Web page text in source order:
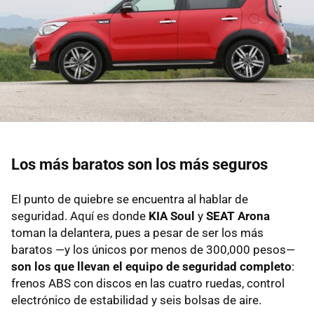
Los más baratos son los más seguros
El punto de quiebre se encuentra al hablar de
seguridad. Aquí es donde KIA Soul y SEAT Arona
toman la delantera, pues a pesar de ser los más
baratos —y los únicos por menos de 300,000 pesos—
son los que llevan el equipo de seguridad completo:
frenos ABS con discos en las cuatro ruedas, control
electrónico de estabilidad y seis bolsas de aire.